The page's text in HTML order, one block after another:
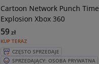
Cartoon Network Punch Time
Explosion Xbox 360
KUP TERAZ
59zł
CZĘSTO SPRZEDAJE
SPRZEDAJĄCY: OSOBA PRYWATNA